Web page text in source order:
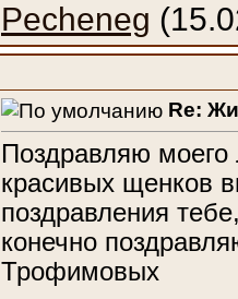
Pecheneg
Re:
Поздравляю
красивых щенков
поздравления
конечно
Трофимовых